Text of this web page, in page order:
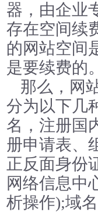
器，由企业
存在空间续
的网站空间
是要续费的。
那么，网
分为以下几
名，注册国
册申请表、
正反面身份
网络信息中
析操作);域